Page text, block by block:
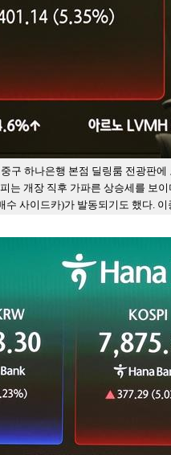
구 하나은행 본점 딜링룸 전광판
는 개장 직후 가파른 상승세를 보
수 사이드카)가 발동되기도 했다.